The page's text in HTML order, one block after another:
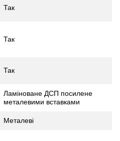
Так
Так
Так
Ламіноване ДСП посилене
металевими вставками
Металеві